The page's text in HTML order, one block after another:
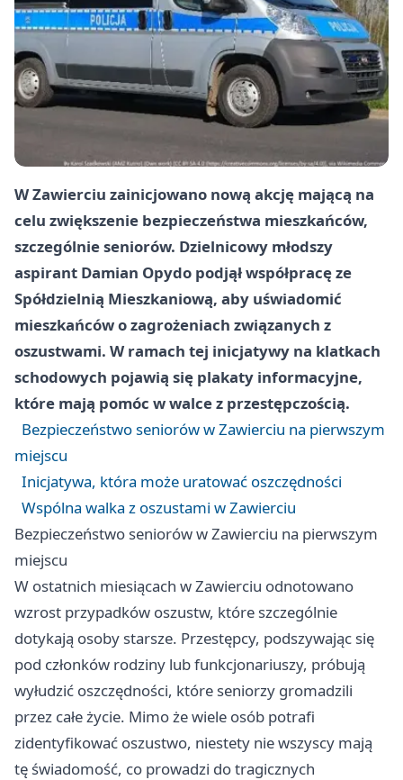
W Zawierciu zainicjowano nową akcję mającą na
celu zwiększenie bezpieczeństwa mieszkańców,
szczególnie seniorów. Dzielnicowy młodszy
aspirant Damian Opydo podjął współpracę ze
Spółdzielnią Mieszkaniową, aby uświadomić
mieszkańców o zagrożeniach związanych z
oszustwami. W ramach tej inicjatywy na klatkach
schodowych pojawią się plakaty informacyjne,
które mają pomóc w walce z przestępczością.
Bezpieczeństwo seniorów w Zawierciu na pierwszym
miejscu
Inicjatywa, która może uratować oszczędności
Wspólna walka z oszustami w Zawierciu
Bezpieczeństwo seniorów w Zawierciu na pierwszym
miejscu
W ostatnich miesiącach w Zawierciu odnotowano
wzrost przypadków oszustw, które szczególnie
dotykają osoby starsze. Przestępcy, podszywając się
pod członków rodziny lub funkcjonariuszy, próbują
wyłudzić oszczędności, które seniorzy gromadzili
przez całe życie. Mimo że wiele osób potrafi
zidentyfikować oszustwo, niestety nie wszyscy mają
tę świadomość, co prowadzi do tragicznych